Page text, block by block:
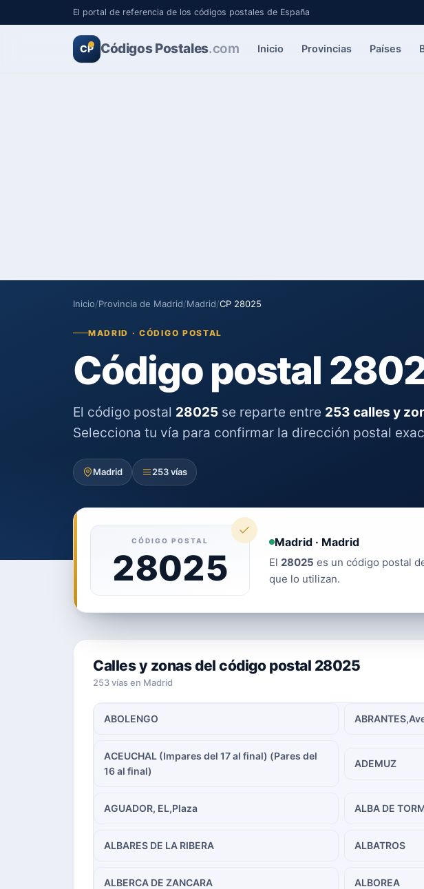
El portal de referencia de los códigos postales de España
CP Códigos Postales.com Inicio Provincias Países
Inicio/Provincia de Madrid/Madrid/CP 28025
MADRID · CÓDIGO POSTAL
Código postal
El código postal 28025 se reparte entre 253 calles y
Selecciona tu vía para confirmar la dirección postal
Madrid 253 vías
CÓDIGO POSTAL
28025
Madrid · Madrid
El 28025 es un código postal
que lo utilizan.
Calles y zonas del código postal 28025
253 vías en Madrid
ABOLENGO
ACEUCHAL (Impares del 17 al final) (Pares del
16 al final)
ADEMUZ
AGUADOR, EL,Plaza ALBA DE
ALBARES DE LA RIBERA ALBATROS
ALBERCA DE ZANCARA ALBOREA